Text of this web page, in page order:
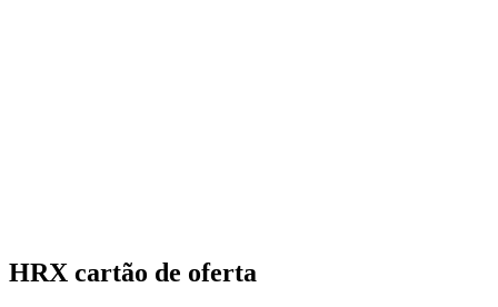
HRX cartão de oferta